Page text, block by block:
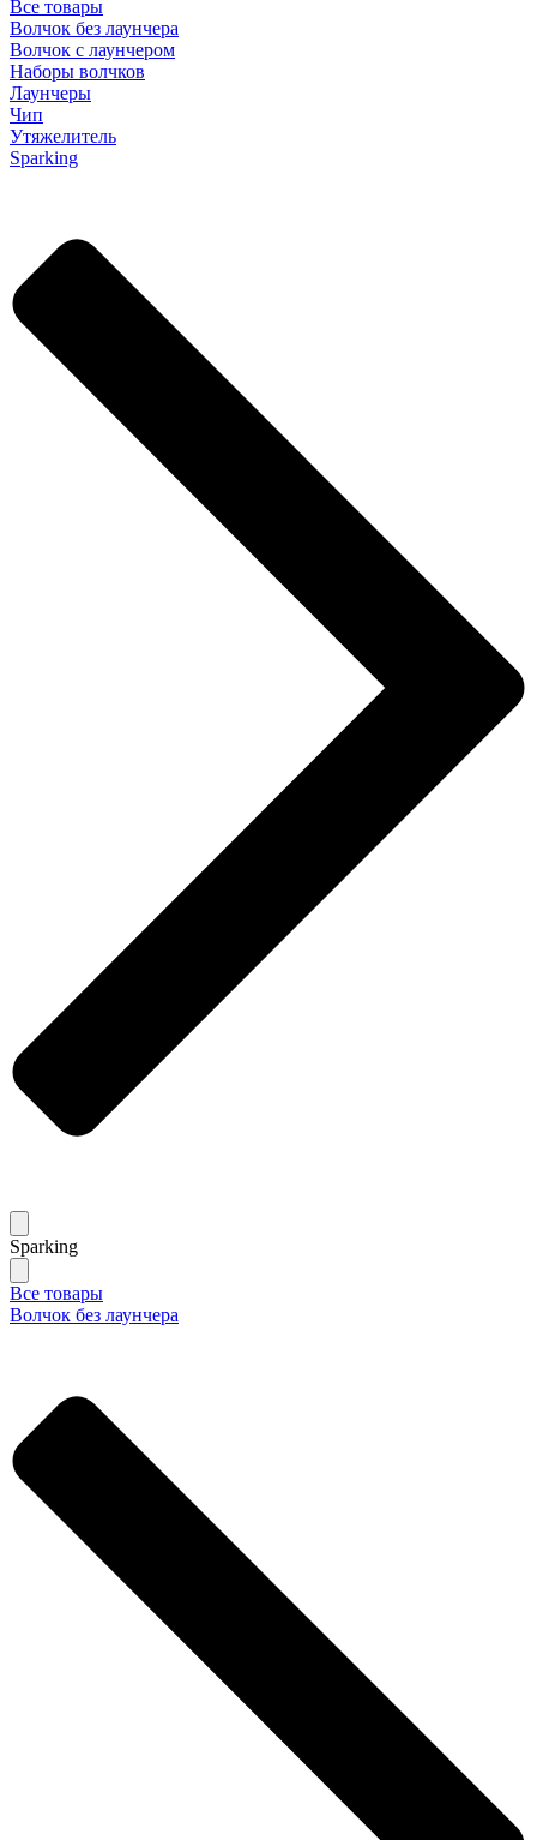
Все товары
Волчок без лаунчера
Волчок с лаунчером
Наборы волчков
Лаунчеры
Чип
Утяжелитель
Sparking
Sparking
Все товары
Волчок без лаунчера